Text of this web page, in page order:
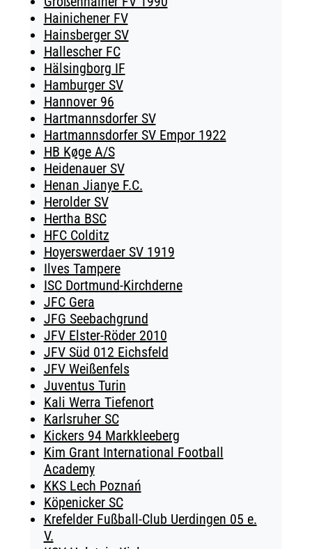
Hainichener FV
Hainsberger SV
Hallescher FC
Hälsingborg IF
Hamburger SV
Hannover 96
Hartmannsdorfer SV
Hartmannsdorfer SV Empor 1922
HB Køge A/S
Heidenauer SV
Henan Jianye F.C.
Herolder SV
Hertha BSC
HFC Colditz
Hoyerswerdaer SV 1919
Ilves Tampere
ISC Dortmund-Kirchderne
JFC Gera
JFG Seebachgrund
JFV Elster-Röder 2010
JFV Süd 012 Eichsfeld
JFV Weißenfels
Juventus Turin
Kali Werra Tiefenort
Karlsruher SC
Kickers 94 Markkleeberg
Kim Grant International Football
Academy
KKS Lech Poznań
Köpenicker SC
Krefelder Fußball-Club Uerdingen 05 e.
V.